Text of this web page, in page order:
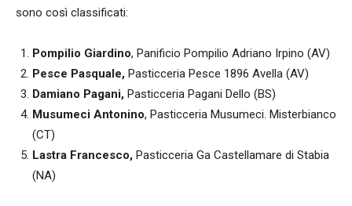
sono così classificati:
Pompilio Giardino, Panificio Pompilio Adriano Irpino (AV)
Pesce Pasquale, Pasticceria Pesce 1896 Avella (AV)
Damiano Pagani, Pasticceria Pagani Dello (BS)
Musumeci Antonino, Pasticceria Musumeci. Misterbianco
(CT)
Lastra Francesco, Pasticceria Ga Castellamare di Stabia
(NA)